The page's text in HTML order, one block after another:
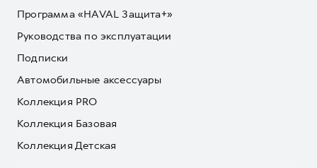
Программа «HAVAL Защита+»
Руководства по эксплуатации
Подписки
Автомобильные аксессуары
Коллекция PRO
Коллекция Базовая
Коллекция Детская